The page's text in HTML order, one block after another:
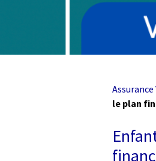
le plan